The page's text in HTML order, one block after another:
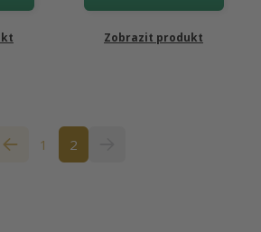
Zobrazit produkt
1 2